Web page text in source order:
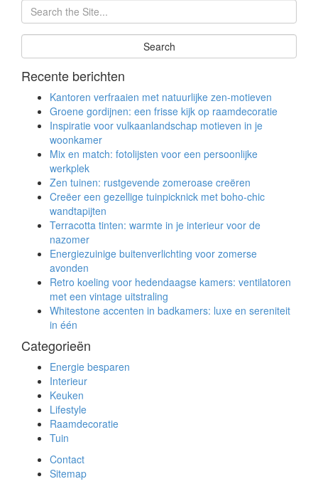
Recente berichten
Kantoren verfraaien met natuurlijke zen-motieven
Groene gordijnen: een frisse kijk op raamdecoratie
Inspiratie voor vulkaanlandschap motieven in je
woonkamer
Mix en match: fotolijsten voor een persoonlijke
werkplek
Zen tuinen: rustgevende zomeroase creëren
Creëer een gezellige tuinpicknick met boho-chic
wandtapijten
Terracotta tinten: warmte in je interieur voor de
nazomer
Energiezuinige buitenverlichting voor zomerse
avonden
Retro koeling voor hedendaagse kamers: ventilatoren
met een vintage uitstraling
Whitestone accenten in badkamers: luxe en sereniteit
in één
Categorieën
Energie besparen
Interieur
Keuken
Lifestyle
Raamdecoratie
Tuin
Contact
Sitemap